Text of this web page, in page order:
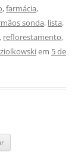
,farmácia,
sonda, lista,
, reflorestamento,
ziolkowskiem 5 de